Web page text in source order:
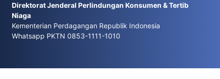
Direktorat Jenderal Perlindungan Konsumen & Tertib
Niaga
Kementerian Perdagangan Republik Indonesia
Whatsapp PKTN 0853-1111-1010